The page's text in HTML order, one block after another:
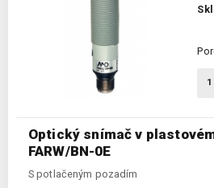
Optický snímač v
FARW/BN-0E
S potlačeným pozadím